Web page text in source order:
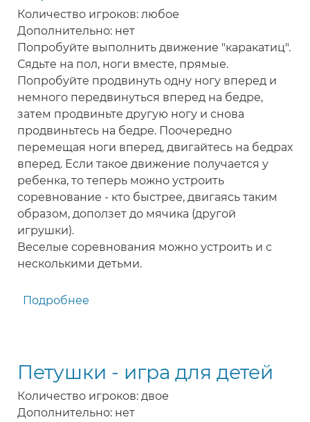
детей
Количество игроков: любое
Дополнительно: нет
Попробуйте выполнить движение "каракатиц".
Сядьте на пол, ноги вместе, прямые.
Попробуйте продвинуть одну ногу вперед и
немного передвинуться вперед на бедре,
затем продвиньте другую ногу и снова
продвиньтесь на бедре. Поочередно
перемещая ноги вперед, двигайтесь на бедрах
вперед. Если такое движение получается у
ребенка, то теперь можно устроить
соревнование - кто быстрее, двигаясь таким
образом, доползет до мячика (другой
игрушки).
Веселые соревнования можно устроить и с
несколькими детьми.
Подробнее
игра
для
детей
Петушки - игра для детей
Количество игроков: двое
Дополнительно: нет